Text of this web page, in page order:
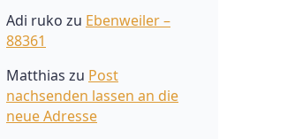
Adi ruko zu Ebenweiler –
88361
Matthias zu Post
nachsenden lassen an die
neue Adresse